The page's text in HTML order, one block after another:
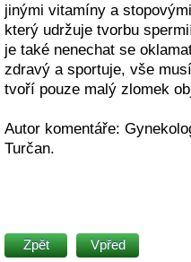
jinými vitamíny a
který udržuje tvorbu
je také nenechat se
zdravý a sportuje, vše
tvoří pouze malý zlomek
Autor komentáře:
Turčan.
Zpět Vpřed